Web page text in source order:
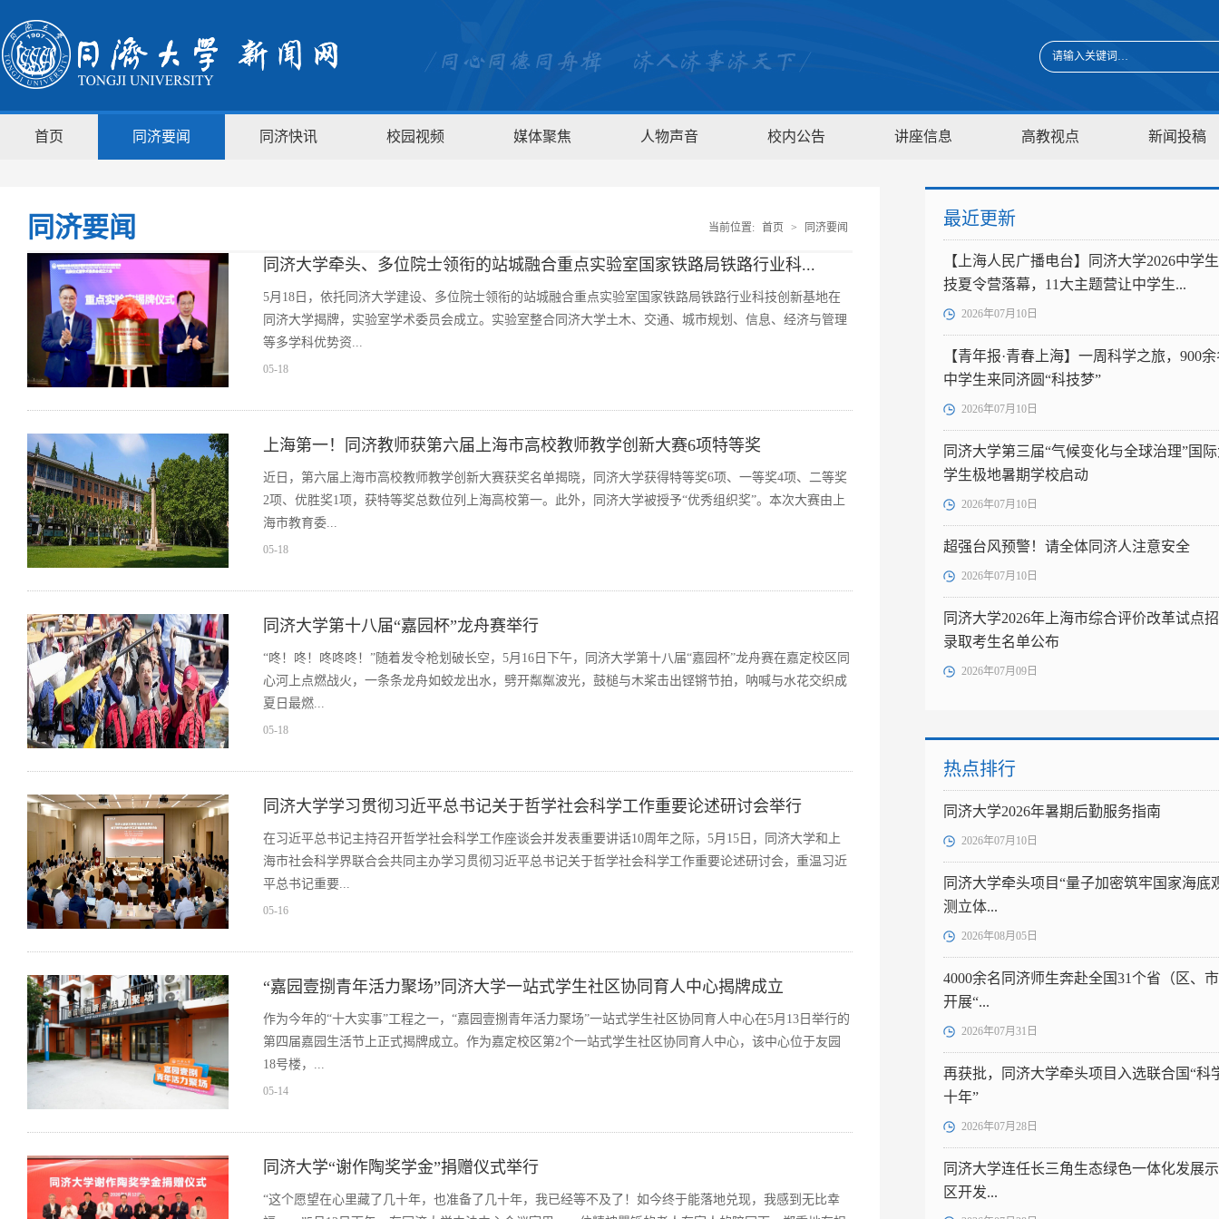
首页 同济要闻 同济快讯 校园视频 媒体聚焦 人物声音 校内公告 讲座信息 高教视点 新闻投稿
同济要闻 当前位置: 首页 > 同济要闻
同济大学牵头、多位院士领衔的站城融合重点实验室国家铁路局铁路行业科...
5月18日，依托同济大学建设、多位院士领衔的站城融合重点实验室国家铁路局铁路行业科技创新基地在
同济大学揭牌，实验室学术委员会成立。实验室整合同济大学土木、交通、城市规划、信息、经济与管理
等多学科优势资...
05-18
上海第一！同济教师获第六届上海市高校教师教学创新大赛6项特等奖
近日，第六届上海市高校教师教学创新大赛获奖名单揭晓，同济大学获得特等奖6项、一等奖4项、二等奖
2项、优胜奖1项，获特等奖总数位列上海高校第一。此外，同济大学被授予“优秀组织奖”。本次大赛由上
海市教育委...
05-18
同济大学第十八届“嘉园杯”龙舟赛举行
“咚！咚！咚咚咚！”随着发令枪划破长空，5月16日下午，同济大学第十八届“嘉园杯”龙舟赛在嘉定校区同
心河上点燃战火，一条条龙舟如蛟龙出水，劈开粼粼波光，鼓槌与木桨击出铿锵节拍，呐喊与水花交织成
夏日最燃...
05-18
同济大学学习贯彻习近平总书记关于哲学社会科学工作重要论述研讨会举行
​在习近平总书记主持召开哲学社会科学工作座谈会并发表重要讲话10周年之际，5月15日，同济大学和上
海市社会科学界联合会共同主办学习贯彻习近平总书记关于哲学社会科学工作重要论述研讨会，重温习近
平总书记重要...
05-16
“嘉园壹捌青年活力聚场”同济大学一站式学生社区协同育人中心揭牌成立
作为今年的“十大实事”工程之一，“嘉园壹捌青年活力聚场”一站式学生社区协同育人中心在5月13日举行的
第四届嘉园生活节上正式揭牌成立。作为嘉定校区第2个一站式学生社区协同育人中心，该中心位于友园
18号楼，...
05-14
同济大学“谢作陶奖学金”捐赠仪式举行
​“这个愿望在心里藏了几十年，也准备了几十年，我已经等不及了！如今终于能落地兑现，我感到无比幸
最近更新
【上海人民广播电台】同济大学2026中学
技夏令营落幕，11大主题营让中学生...
2026年07月10日
【青年报·青春上海】一周科学之旅，900
中学生来同济圆“科技梦”
2026年07月10日
同济大学第三届“气候变化与全球治理”国
学生极地暑期学校启动
2026年07月10日
超强台风预警！请全体同济人注意安全
2026年07月10日
同济大学2026年上海市综合评价改革试点
录取考生名单公布
2026年07月09日
热点排行
同济大学2026年暑期后勤服务指南
2026年07月10日
同济大学牵头项目“量子加密筑牢国家海底
测立体...
2026年08月05日
4000余名同济师生奔赴全国31个省（区、
开展“...
2026年07月31日
再获批，同济大学牵头项目入选联合国“科
十年”
2026年07月28日
同济大学连任长三角生态绿色一体化发展
区开发...